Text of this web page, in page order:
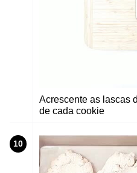
Acrescente as lascas
de cada cookie
10